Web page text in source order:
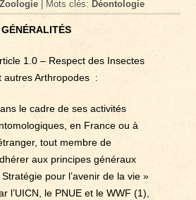
| Mots clés: Déontologie
1.0 – Respect des Insectes
autres Arthropodes :
le cadre de ses activités
en France ou à
tout membre de
aux principes généraux
pour l’avenir de la vie »
l’UICN, le PNUE et le WWF (1),